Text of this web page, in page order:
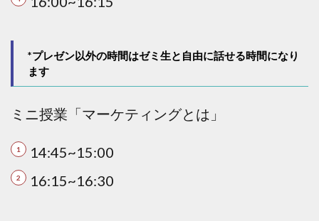
*プレゼン以外の時間はゼミ生と自由に話せる時間になり
ます
ミニ授業「マーケティングとは」
14:45~15:00
16:15~16:30